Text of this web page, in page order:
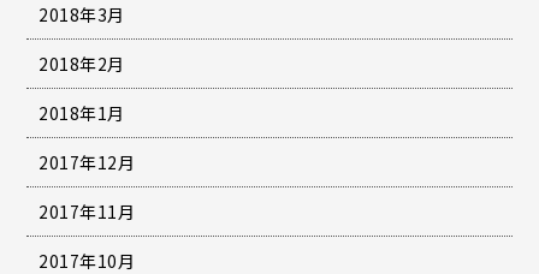
2018年3月
2018年2月
2018年1月
2017年12月
2017年11月
2017年10月